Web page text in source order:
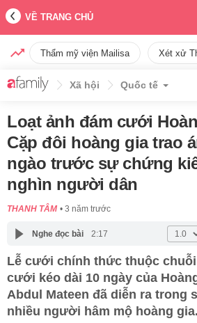
VỀ TRANG CHỦ
Thẩm mỹ viện Mailisa Xét xử
Xã hội Quốc tế
Loạt ảnh đám cưới
Cặp đôi hoàng gia trao
ngào trước sự chứng
nghìn người dân
THANH TÂM 3 năm trước
Nghe đọc bài 2:17
Lễ cưới chính thức thuộc
cưới kéo dài 10 ngày của
Abdul Mateen đã diễn ra trong
nhiều người hâm mộ hoàng gia.